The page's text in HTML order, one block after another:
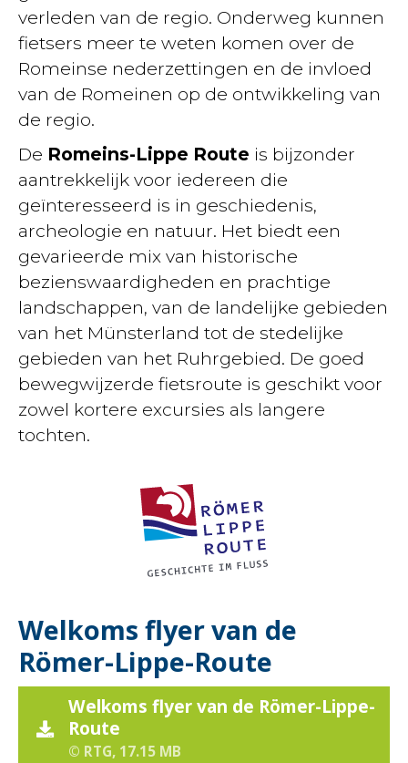
verleden van de regio. Onderweg kunnen
fietsers meer te weten komen over de
Romeinse nederzettingen en de invloed
van de Romeinen op de ontwikkeling van
de regio.
De Romeins-Lippe Route is bijzonder
aantrekkelijk voor iedereen die
geïnteresseerd is in geschiedenis,
archeologie en natuur. Het biedt een
gevarieerde mix van historische
bezienswaardigheden en prachtige
landschappen, van de landelijke gebieden
van het Münsterland tot de stedelijke
gebieden van het Ruhrgebied. De goed
bewegwijzerde fietsroute is geschikt voor
zowel kortere excursies als langere
tochten.
Welkoms flyer van de
Römer-Lippe-Route
Welkoms flyer van de Römer-Lippe-
Route
© RTG, 17.15 MB